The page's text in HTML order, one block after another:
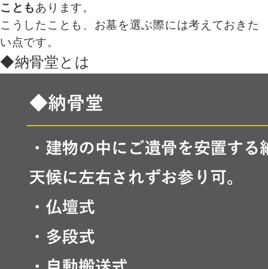
こともあります。
こうしたことも、お墓を選ぶ際には考えておきた
い点です。
◆納骨堂とは